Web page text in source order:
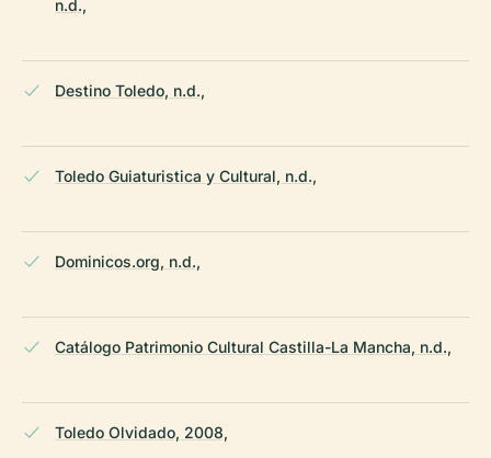
n.d.,
Destino Toledo, n.d.,
Toledo Guiaturistica y Cultural, n.d.,
Dominicos.org, n.d.,
Catálogo Patrimonio Cultural Castilla-La Mancha, n.d.,
Toledo Olvidado, 2008,